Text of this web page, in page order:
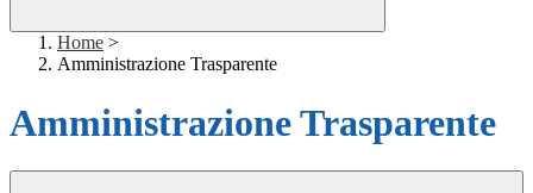
Home >
Amministrazione Trasparente
Amministrazione Trasparente